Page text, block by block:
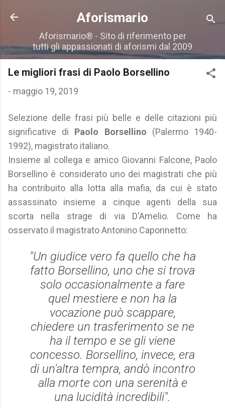
Passa ai contenuti principali
Aforismario
Aforismario® - Sito di riferimento per
tutti gli appassionati di aforismi dal 2009
Le migliori frasi di Paolo Borsellino
- maggio 19, 2019
Selezione delle frasi più belle e delle citazioni più
significative di Paolo Borsellino (Palermo 1940-
1992), magistrato italiano.
Insieme al collega e amico Giovanni Falcone, Paolo
Borsellino è considerato uno dei magistrati che più
ha contribuito alla lotta alla mafia, da cui è stato
assassinato insieme a cinque agenti della sua
scorta nella strage di via D'Amelio. Come ha
osservato il magistrato Antonino Caponnetto:
"Un giudice vero fa quello che ha
fatto Borsellino, uno che si trova
solo occasionalmente a fare
quel mestiere e non ha la
vocazione può scappare,
chiedere un trasferimento se ne
ha il tempo e se gli viene
concesso. Borsellino, invece, era
di un'altra tempra, andò incontro
alla morte con una serenità e
una lucidità incredibili".